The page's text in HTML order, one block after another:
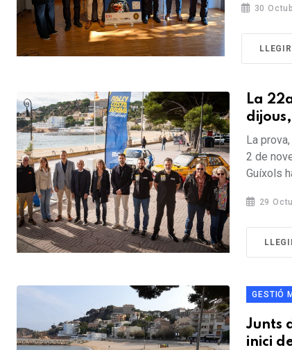
30
La
La
2 de
Guíxols
29
GESTIÓ
Junts
inici